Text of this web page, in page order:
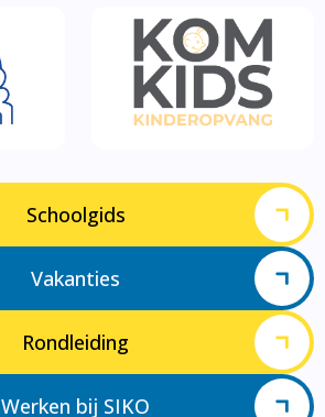
Schoolgids
Vakanties
Rondleiding
Werken bij SIKO